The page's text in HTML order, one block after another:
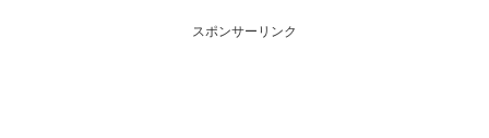
スポンサーリンク